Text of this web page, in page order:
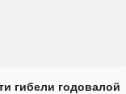
гибели годовалой